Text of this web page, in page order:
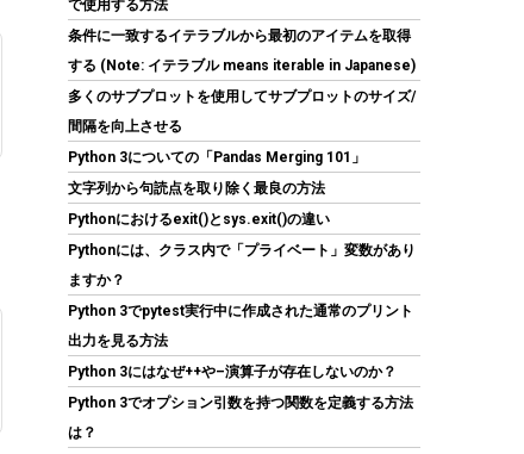
【Amazon.co.jp 限定】Western Digital ウエス
タンデジタル WD Red Plus 内蔵 HDD 8TB CMR
3.5インチ SATA 5640rpm キャッシュ256MB
NAS メーカー保証3年 WD80EFAX-AJP エコパ
ッケージ 【国内正規取扱代理店】
(542397) GBP 262.78 (2026-08-09
04:05 GMT +09:00 時点 -
詳細はこちら
で使用する方法
条件に一致するイテラブルから最初のアイテムを取得
する (Note: イテラブル means iterable in Japanese)
多くのサブプロットを使用してサブプロットのサイズ/
間隔を向上させる
Python 3についての「Pandas Merging 101」
文字列から句読点を取り除く最良の方法
Pythonにおけるexit()とsys.exit()の違い
Pythonには、クラス内で「プライベート」変数があり
ますか？
Python 3でpytest実行中に作成された通常のプリント
出力を見る方法
Python 3にはなぜ++や–演算子が存在しないのか？
Python 3でオプション引数を持つ関数を定義する方法
は？